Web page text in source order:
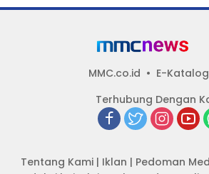
MMC.co.id E-Katalog
Terhubung Dengan
Tentang Kami| Iklan | Pedoman